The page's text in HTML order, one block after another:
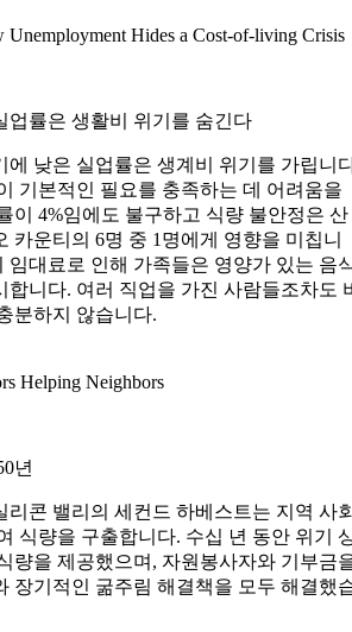
업률은 생활비 위기를 숨긴다
에 낮은 실업률은 생계비 위기를 가립니
기본적인 필요를 충족하는 데 어려움을
이 4%임에도 불구하고 식량 불안정은 산
카운티의 6명 중 1명에게 영향을 미칩니
임대료로 인해 가족들은 영양가 있는 음
합니다. 여러 직업을 가진 사람들조차도
분하지 않습니다.
년
리콘 밸리의 세컨드 하베스트는 지역 사
식량을 구출합니다. 수십 년 동안 위기
량을 제공했으며, 자원봉사자와 기부금
장기적인 굶주림 해결책을 모두 해결했